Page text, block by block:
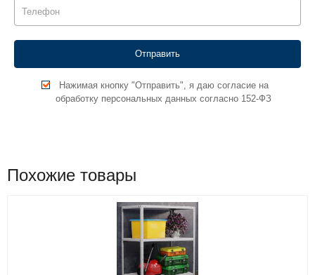
Нажимая кнопку "Отправить", я даю согласие на
обработку персональных данных согласно 152-ФЗ
Похожие товары